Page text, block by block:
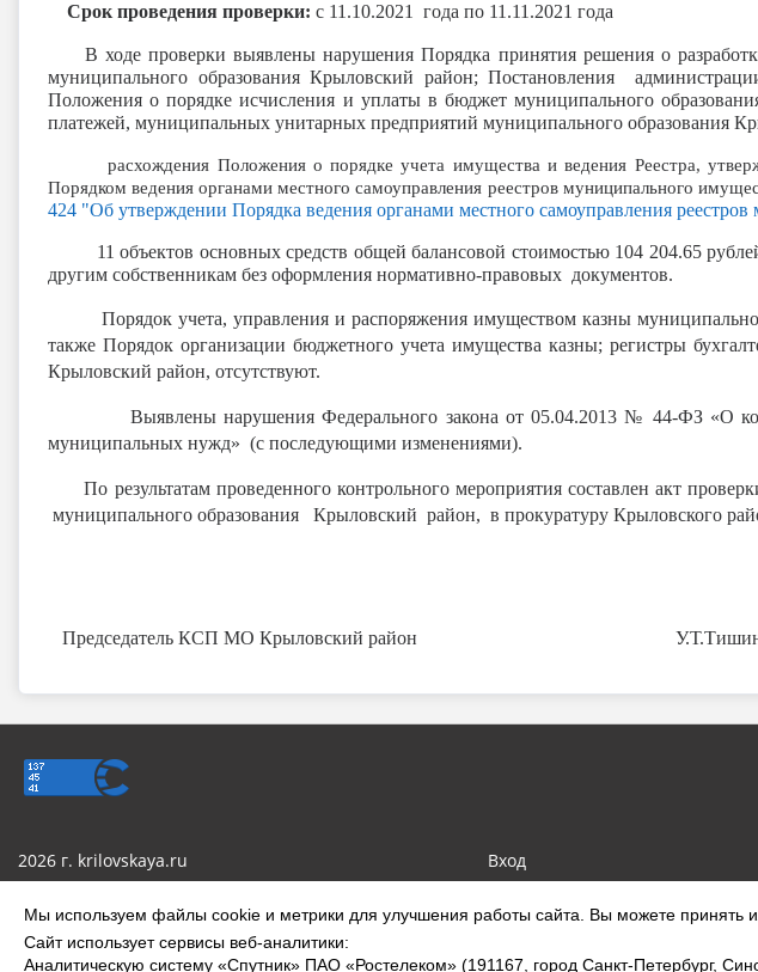
Мы используем файлы cookie и метрики для улучшения работы сайта. Вы можете принять
Сайт использует сервисы веб-аналитики:
Аналитическую систему «Спутник» ПАО «Ростелеком» (191167, город Санкт-Петербург,
Срок проведения проверки: с 11.10.2021 года по 11.11.2021 года
В ходе проверки выявлены нарушения Порядка принятия решения о
муниципального образования Крыловский район; Постановления
Положения о порядке исчисления и уплаты в бюджет муниципального
платежей, муниципальных унитарных предприятий муниципального образования
расхождения Положения о порядке учета имущества и ведения Реестра,
Порядком ведения органами местного самоуправления реестров муниципального
424 "Об утверждении Порядка ведения органами местного самоуправления
11 объектов основных средств общей балансовой стоимостью 104 204.65
другим собственникам без оформления нормативно-правовых документов.
Порядок учета, управления и распоряжения имуществом казны
также Порядок организации бюджетного учета имущества казны; регистры
Крыловский район, отсутствуют.
Выявлены нарушения Федерального закона от 05.04.2013 № 44-ФЗ «О
муниципальных нужд» (с последующими изменениями).
По результатам проведенного контрольного мероприятия составлен акт
муниципального образования Крыловский район, в прокуратуру Крыловского
Председатель КСП МО Крыловский район
2026 г. krilovskaya.ru Вход
Сделано на KubCMS